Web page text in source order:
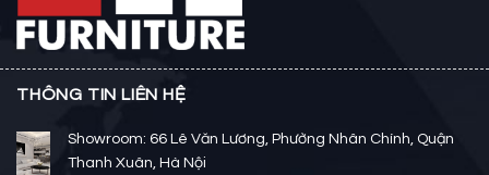
THÔNG TIN LIÊN HỆ
Showroom: 66 Lê Văn Lương, Phường Nhân Chính, Quận
Thanh Xuân, Hà Nội